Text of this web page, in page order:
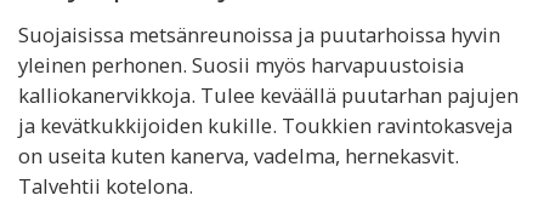
Suojaisissa metsänreunoissa ja puutarhoissa hyvin
yleinen perhonen. Suosii myös harvapuustoisia
kalliokanervikkoja. Tulee keväällä puutarhan pajujen
ja kevätkukkijoiden kukille. Toukkien ravintokasveja
on useita kuten kanerva, vadelma, hernekasvit.
Talvehtii kotelona.